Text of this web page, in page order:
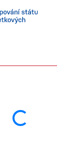
Načítám...